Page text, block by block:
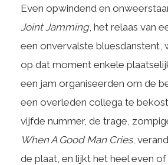
Even opwindend en
Joint Jamming, het relaas van
een onvervalste bluesdanstent,
op dat moment enkele
een jam organiseerden om de
een overleden collega te
vijfde nummer, de trage,
When A Good Man Cries,
de plaat, en lijkt het heel even